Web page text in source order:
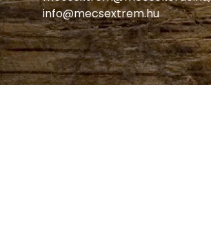
info@mecsextrem.hu